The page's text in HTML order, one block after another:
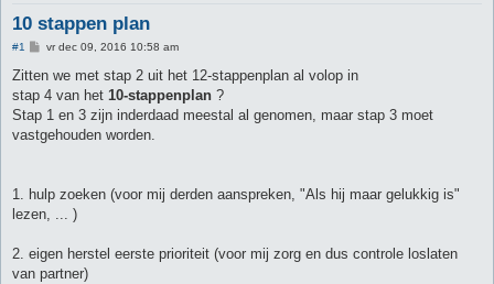
10 stappen plan
#1
B
r
c
h
vr dec 09, 2016 10:58 am
Zitten we met stap 2 uit het 12-stappenplan al volop in
stap 4 van het 10-stappenplan ?
Stap 1 en 3 zijn inderdaad meestal al genomen, maar stap 3 moet
vastgehouden worden.
1. hulp zoeken (voor mij derden aanspreken, "Als hij maar gelukkig is"
lezen, ... )
2. eigen herstel eerste prioriteit (voor mij zorg en dus controle loslaten
van partner)